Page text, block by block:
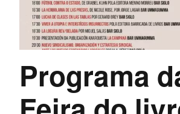
Programa